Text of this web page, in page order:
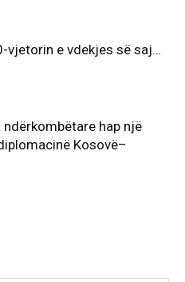
vjetorin e vdekjes së saj…
ndërkombëtare hap një
Kosovë–